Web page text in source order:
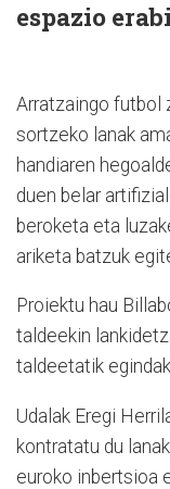
espazio
Arratzaingo futbol
sortzeko lanak
handiaren
duen belar
beroketa eta
ariketa batzuk
Proiektu hau
taldeekin
taldeetatik
Udalak Eregi
kontratatu du
euroko inbertsioa